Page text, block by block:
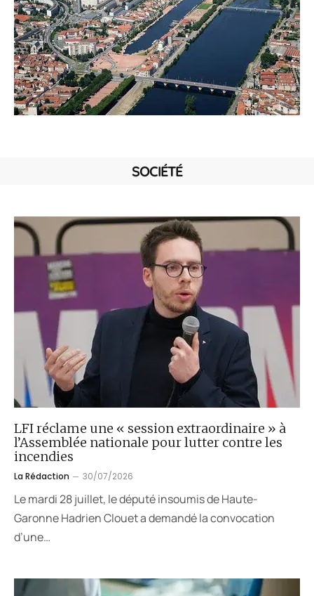
SOCIÉTÉ
LFI réclame une « session extraordinaire » à
l’Assemblée nationale pour lutter contre les
incendies
La Rédaction 30/07/2026
Le mardi 28 juillet, le député insoumis de Haute-
Garonne Hadrien Clouet a demandé la convocation
d’une…